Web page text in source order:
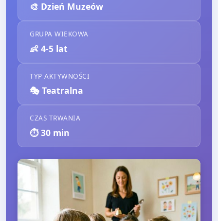
🎨 Dzień Muzeów
GRUPA WIEKOWA
👶 4-5 lat
TYP AKTYWNOŚCI
🎭 Teatralna
CZAS TRWANIA
⏱️30 min